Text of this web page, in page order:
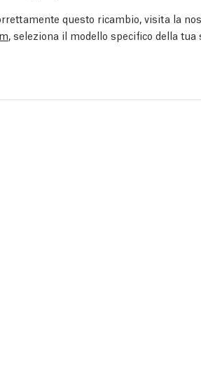
questo ricambio, visita la
, seleziona il modello specifico della